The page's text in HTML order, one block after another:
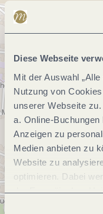
Diese Webseite
Mit der Auswahl
Nutzung von
unserer Webseite
a. Online-
Anzeigen zu
Medien anbieten zu
Website zu
optimieren. Dabei
der Europäischen